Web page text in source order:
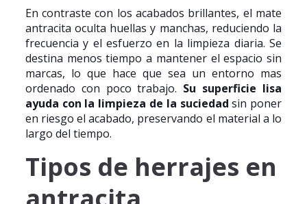
En contraste con los acabados brillantes, el mate
antracita oculta huellas y manchas, reduciendo la
frecuencia y el esfuerzo en la limpieza diaria. Se
destina menos tiempo a mantener el espacio sin
marcas, lo que hace que sea un entorno mas
ordenado con poco trabajo. Su superficie lisa
ayuda con la limpieza de la suciedad sin poner
en riesgo el acabado, preservando el material a lo
largo del tiempo.
Tipos de herrajes en